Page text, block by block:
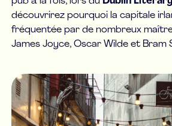
découvrirez pourquoi la capitale
fréquentée par de nombreux
James Joyce, Oscar Wilde et Bram